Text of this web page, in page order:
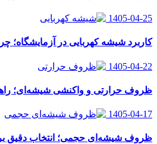
1405-04-25
کاربرد شیشه کهربایی در
1405-04-22
ظروف حرارتی و واکنشی شیشه‌ای؛
1405-04-17
ظروف شیشه‌ای حجمی؛ انتخاب دقیق